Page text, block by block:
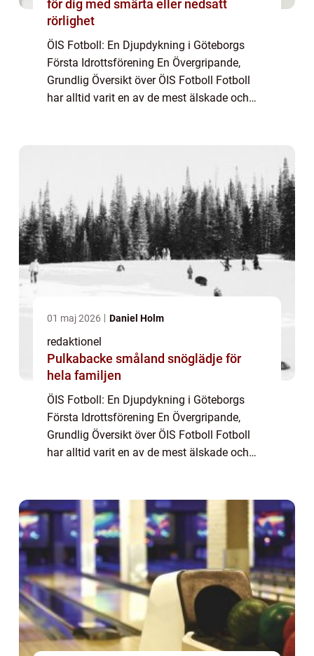
för dig med smärta eller nedsatt
rörlighet
ÖIS Fotboll: En Djupdykning i Göteborgs
Första Idrottsförening En Övergripande,
Grundlig Översikt över ÖIS Fotboll Fotboll
har alltid varit en av de mest älskade och
01 maj 2026 Daniel Holm
redaktionel
Pulkabacke småland snöglädje för
hela familjen
ÖIS Fotboll: En Djupdykning i Göteborgs
Första Idrottsförening En Övergripande,
Grundlig Översikt över ÖIS Fotboll Fotboll
har alltid varit en av de mest älskade och